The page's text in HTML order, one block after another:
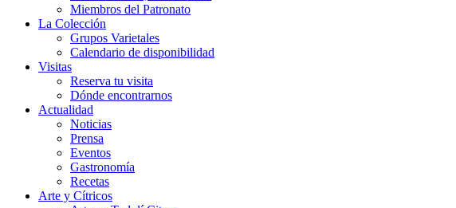
Miembros del Patronato
La Colección
Grupos Varietales
Calendario de disponibilidad
Visitas
Reserva tu visita
Dónde encontrarnos
Actualidad
Noticias
Prensa
Eventos
Gastronomía
Recetas
Arte y Cítricos